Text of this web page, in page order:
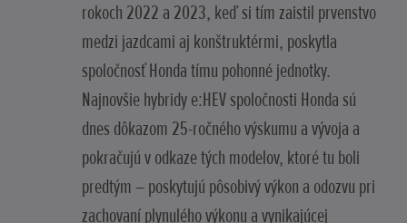
rokoch 2022 a 2023, keď si tím zaistil prvenstvo
medzi jazdcami aj konštruktérmi, poskytla
spoločnosť Honda tímu pohonné jednotky.
Najnovšie hybridy e:HEV spoločnosti Honda sú
dnes dôkazom 25-ročného výskumu a vývoja a
pokračujú v odkaze tých modelov, ktoré tu boli
predtým – poskytujú pôsobivý výkon a odozvu pri
zachovaní plynulého výkonu a vynikajúcej